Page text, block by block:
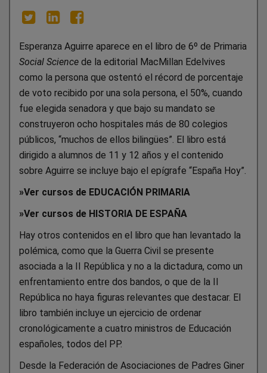
Esperanza Aguirre aparece en el libro de 6º de Primaria
Social Science de la editorial MacMillan Edelvives
como la persona que ostentó el récord de porcentaje
de voto recibido por una sola persona, el 50%, cuando
fue elegida senadora y que bajo su mandato se
construyeron ocho hospitales más de 80 colegios
públicos, “muchos de ellos bilingües”. El libro está
dirigido a alumnos de 11 y 12 años y el contenido
sobre Aguirre se incluye bajo el epígrafe “España Hoy”.
»Ver cursos de EDUCACIÓN PRIMARIA
»Ver cursos de HISTORIA DE ESPAÑA
Hay otros contenidos en el libro que han levantado la
polémica, como que la Guerra Civil se presente
asociada a la II República y no a la dictadura, como un
enfrentamiento entre dos bandos, o que de la II
República no haya figuras relevantes que destacar. El
libro también incluye un ejercicio de ordenar
cronológicamente a cuatro ministros de Educación
españoles, todos del PP.
Desde la Federación de Asociaciones de Padres Giner